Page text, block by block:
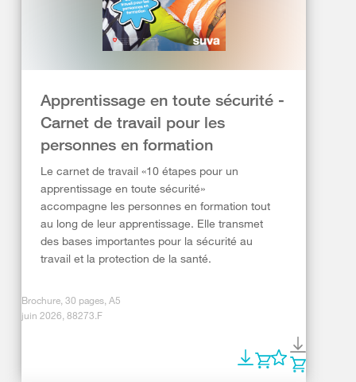
Apprentissage en toute sécurité -
Carnet de travail pour les
personnes en formation
Le carnet de travail «10 étapes pour un
apprentissage en toute sécurité»
accompagne les personnes en formation tout
au long de leur apprentissage. Elle transmet
des bases importantes pour la sécurité au
travail et la protection de la santé.
Brochure, 30 pages, A5
juin 2026, 88273.F